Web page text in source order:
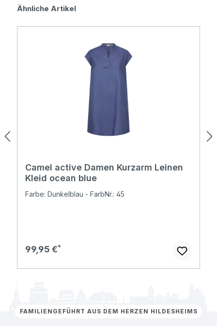
Produktgalerie überspringen
Ähnliche Artikel
Camel active Damen Kurzarm Leinen
Kleid ocean blue
Farbe: Dunkelblau - FarbNr.: 45
Regulärer Preis:
99,95 €
FAMILIENGEFÜHRT AUS DEM HERZEN HILDESHEIMS